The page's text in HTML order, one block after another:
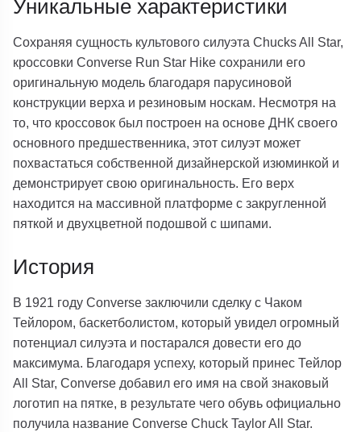
Уникальные характеристики
Сохраняя сущность культового силуэта Chucks All Star,
кроссовки Converse Run Star Hike сохранили его
оригинальную модель благодаря парусиновой
конструкции верха и резиновым носкам. Несмотря на
то, что кроссовок был построен на основе ДНК своего
основного предшественника, этот силуэт может
похвастаться собственной дизайнерской изюминкой и
демонстрирует свою оригинальность. Его верх
находится на массивной платформе с закругленной
пяткой и двухцветной подошвой с шипами.
История
В 1921 году Converse заключили сделку с Чаком
Тейлором, баскетболистом, который увидел огромный
потенциал силуэта и постарался довести его до
максимума. Благодаря успеху, который принес Тейлор
All Star, Converse добавил его имя на свой знаковый
логотип на пятке, в результате чего обувь официально
получила название Converse Chuck Taylor All Star.